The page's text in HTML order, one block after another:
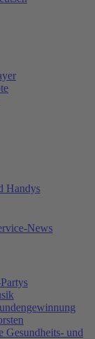
Handys
News
Gesundheits- und